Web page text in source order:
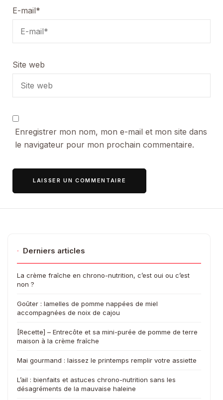
E-mail*
Site web
Enregistrer mon nom, mon e-mail et mon site dans
le navigateur pour mon prochain commentaire.
· Derniers articles
La crème fraîche en chrono-nutrition, c’est oui ou c’est
non ?
Goûter : lamelles de pomme nappées de miel
accompagnées de noix de cajou
[Recette] – Entrecôte et sa mini-purée de pomme de terre
maison à la crème fraîche
Mai gourmand : laissez le printemps remplir votre assiette
L’ail : bienfaits et astuces chrono-nutrition sans les
désagréments de la mauvaise haleine